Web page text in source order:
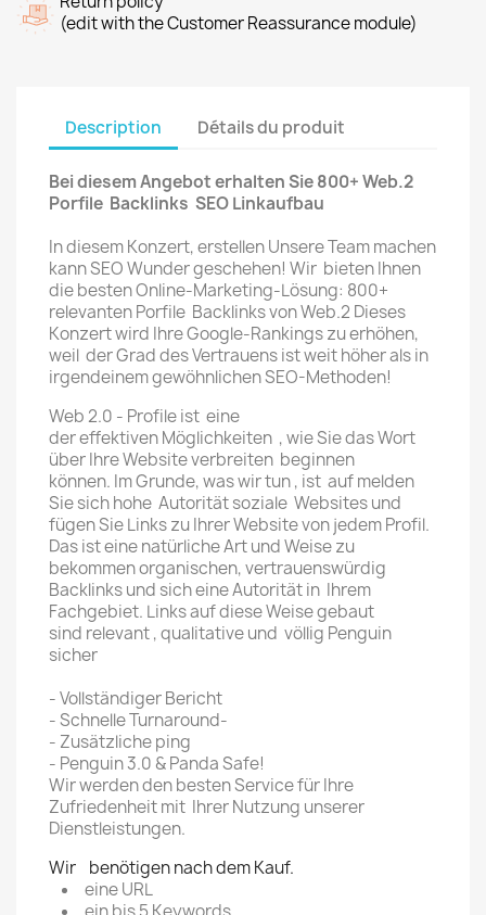
(edit with the Customer Reassurance module)
Description Détails du produit
Bei diesem Angebot erhalten Sie 800+ Web.2
Porfile Backlinks SEO Linkaufbau
In diesem Konzert, erstellen Unsere Team machen
kann SEO Wunder geschehen! Wir bieten Ihnen
die besten Online-Marketing-Lösung: 800+
relevanten Porfile Backlinks von Web.2 Dieses
Konzert wird Ihre Google-Rankings zu erhöhen,
weil der Grad des Vertrauens ist weit höher als in
irgendeinem gewöhnlichen SEO-Methoden!
Web 2.0 - Profileist eine
dereffektivenMöglichkeiten ,wie Sie das Wort
über Ihre Website verbreiten beginnen
können. Im Grunde, was wir tun , ist auf melden
Siesichhohe Autoritätsoziale Websites und
fügen Sie Links zu Ihrer Website von jedem Profil.
Das ist eine natürliche Art und Weise zu
bekommen organischen, vertrauenswürdig
Backlinks und sich eine Autorität in Ihrem
Fachgebiet. Links auf diese Weise gebaut
sind relevant,qualitativeund völlig Penguin
sicher
- Vollständiger Bericht
- Schnelle Turnaround-
- Zusätzliche ping
- Penguin 3.0 & Panda Safe!
Wir werden den besten Service für Ihre
Zufriedenheit mit Ihrer Nutzung unserer
Dienstleistungen.
Wir benötigen nach dem Kauf.
eine URL